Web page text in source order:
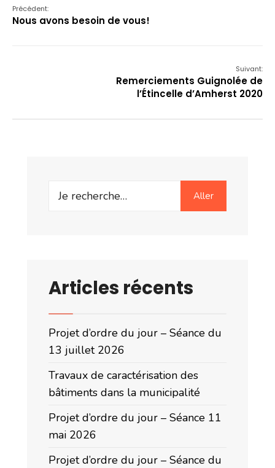
Précédent:
Nous avons besoin de vous!
Suivant:
Remerciements Guignolée de
l’Étincelle d’Amherst 2020
Search
Aller
Articles récents
Projet d’ordre du jour – Séance du
13 juillet 2026
Travaux de caractérisation des
bâtiments dans la municipalité
Projet d’ordre du jour – Séance 11
mai 2026
Projet d’ordre du jour – Séance du